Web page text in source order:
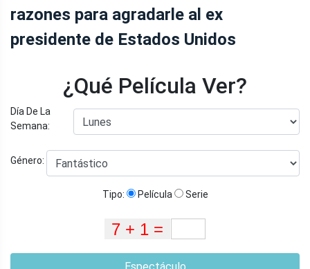
razones para agradarle al ex
presidente de Estados Unidos
¿Qué Película Ver?
Día De La
Semana:
Género:
Tipo: Película Serie